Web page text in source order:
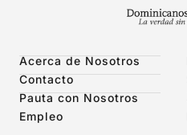
Acerca de Nosotros
Contacto
Pauta con Nosotros
Empleo